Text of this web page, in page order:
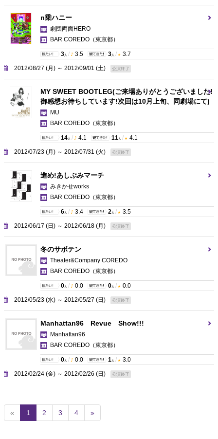
n乗ハニー
劇団両面HERO
BAR COREDO （東京都）
3 人 / 3.5 3 人 / 3.7
2012/08/27 (月) ～ 2012/09/01 (土) 公演終了
MY SWEET BOOTLEG(ご来場ありがとうございました!
御感想お待ちしています!次回は10月上旬、同劇場にて)
MU
BAR COREDO （東京都）
14 人 / 4.1 11 人 / 4.1
2012/07/23 (月) ～ 2012/07/31 (火) 公演終了
進め!あしぶみマーチ
みきかせworks
BAR COREDO （東京都）
6 人 / 3.4 2 人 / 3.5
2012/06/17 (日) ～ 2012/06/18 (月) 公演終了
冬のサボテン
Theater&Company COREDO
BAR COREDO （東京都）
0 人 / 0.0 0 人 / 0.0
2012/05/23 (水) ～ 2012/05/27 (日) 公演終了
Manhattan96 Revue Show!!!
Manhattan96
BAR COREDO （東京都）
0 人 / 0.0 1 人 / 3.0
2012/02/24 (金) ～ 2012/02/26 (日) 公演終了
« 1
c
2 3 4 »